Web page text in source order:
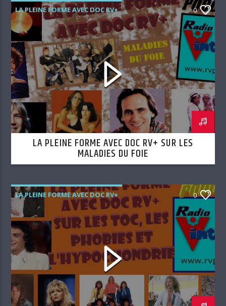
LA PLEINE FORME AVEC DOC RV+ 0
LA PLEINE FORME AVEC DOC RV+ SUR LES
MALADIES DU FOIE
LA PLEINE FORME AVEC DOC RV+ 0